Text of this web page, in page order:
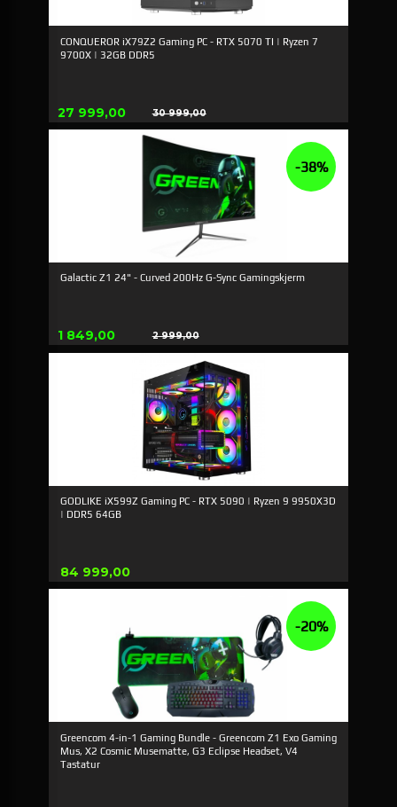
CONQUEROR iX79Z2 Gaming PC - RTX 5070 TI | Ryzen 7
9700X | 32GB DDR5
Tilbud
27 999,00 30 999,00
Rabatt
Galactic Z1 24" - Curved 200Hz G-Sync Gamingskjerm
Tilbud
1 849,00 2 999,00
Rabatt
-38%
GODLIKE iX599Z Gaming PC - RTX 5090 | Ryzen 9 9950X3D
| DDR5 64GB
Pris
84 999,00
Greencom 4-in-1 Gaming Bundle - Greencom Z1 Exo Gaming
Mus, X2 Cosmic Musematte, G3 Eclipse Headset, V4
Tastatur
-20%